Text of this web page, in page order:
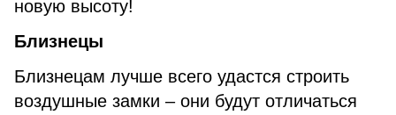
новую высоту!
Близнецы
Близнецам лучше всего удастся строить
воздушные замки – они будут отличаться